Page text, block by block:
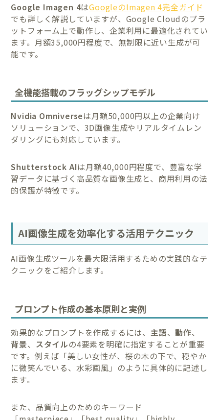
Google Imagen 4はGoogleのImagen 4完全ガイド
でも詳しく解説していますが、Google Cloudのプラ
ットフォーム上で動作し、企業利用に最適化されてい
ます。月額35,000円程度で、無制限に近い生成が可
能です。
全機能搭載のフラッグシップモデル
Nvidia Omniverseは月額50,000円以上の企業向け
ソリューションで、3D画像生成やリアルタイムレン
ダリングにも対応しています。
Shutterstock AIは月額40,000円程度で、豊富な学
習データに基づく高品質な画像生成と、商用利用の法
的保護が特徴です。
AI画像生成を効率化する活用テクニック
AI画像生成ツールを最大限活用するための実践的なテ
クニックをご紹介します。
プロンプト作成の基本原則と実例
効果的なプロンプトを作成するには、主語、動作、
背景、 スタイルの4要素を明確に指定することが重要
です。例えば「美しい女性が、桜の木の下で、穏やか
に微笑んでいる、水彩画風」のように具体的に記述し
ます。
また、品質向上のためのキーワード